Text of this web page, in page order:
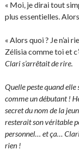
« Moi, je dirai tout
plus essentielles.
« Alors quoi ? Je n’ai
Zélisia comme toi et
Clari s’arrêtait de rire.
Quelle peste quand
comme un débutant !
secret du nom de la
resterait son véritable
personnel… et ça…
rien !